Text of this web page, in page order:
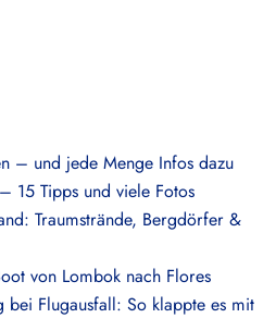
– und jede Menge Infos dazu
15 Tipps und viele Fotos
Traumstrände, Bergdörfer &
von Lombok nach Flores
bei Flugausfall: So klappte es mit